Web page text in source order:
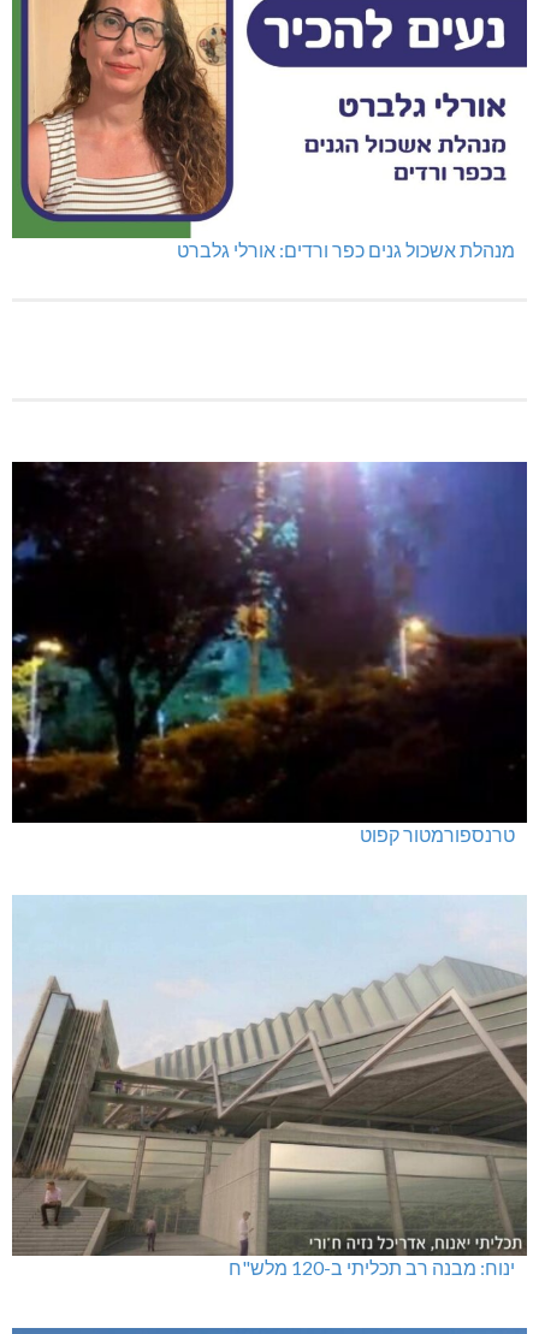
מנהלת אשכול גנים כפר ורדים: אורלי גלברט
ינוח: מבנה רב תכליתי ב-120 מלש"ח